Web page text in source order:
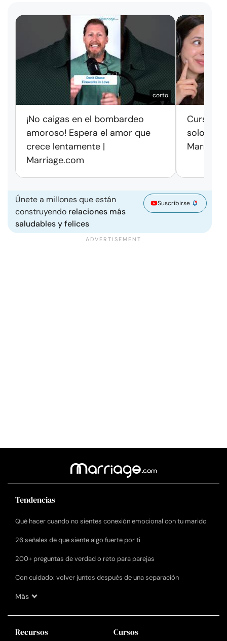
corto
¡No caigas en el bombardeo
amoroso! Espera el amor que
crece lentamente |
Marriage.com
Cursos
solo
Únete a millones que están
construyendo relaciones más
saludables y felices
Suscribirse
Tendencias
Qué hacer cuando no sientes conexión emocional con tu marido
26 señales de que siente algo fuerte por ti
200+ preguntas de verdad o reto para parejas
Con cuidado: volver juntos después de una separación
Más
Recursos Cursos